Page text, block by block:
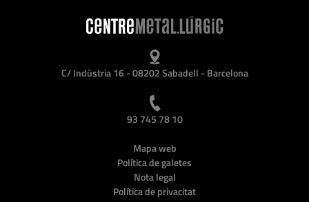
C/ Indústria 16 - 08202 Sabadell - Barcelona
93 745 78 10
Mapa web
Política de galetes
Nota legal
Política de privacitat